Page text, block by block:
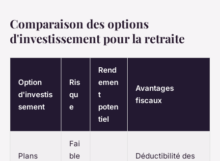
Comparaison des options
d'investissement pour la retraite
Option
d'investis
sement
Ris
qu
e
Rend
emen
t
poten
tiel
Avantages
fiscaux
Plans
Fai
ble
Déductibilité des